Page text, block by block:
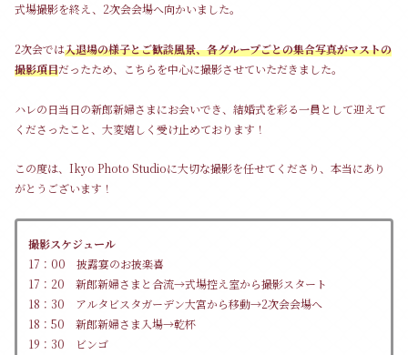
式場撮影を終え、2次会会場へ向かいました。
2次会では入退場の様子とご歓談風景、各グループごとの集合写真がマストの
撮影項目だったため、こちらを中心に撮影させていただきました。
ハレの日当日の新郎新婦さまにお会いでき、結婚式を彩る一員として迎えて
くださったこと、大変嬉しく受け止めております！
この度は、Ikyo Photo Studioに大切な撮影を任せてくださり、本当にあり
がとうございます！
撮影スケジュール
17：00 披露宴のお披楽喜
17：20 新郎新婦さまと合流→式場控え室から撮影スタート
18：30 アルタビスタガーデン大宮から移動→2次会会場へ
18：50 新郎新婦さま入場→乾杯
19：30 ビンゴ